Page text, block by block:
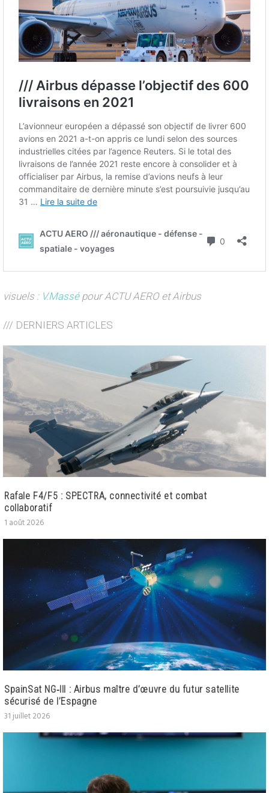
visuels : V.Massépour ACTU AERO et Airbus
/// DERNIERS ARTICLES
Rafale F4/F5 : SPECTRA, connectivité et combat
collaboratif
1 août 2026
SpainSat NG‑III : Airbus maître d’œuvre du futur satellite
sécurisé de l’Espagne
31 juillet 2026